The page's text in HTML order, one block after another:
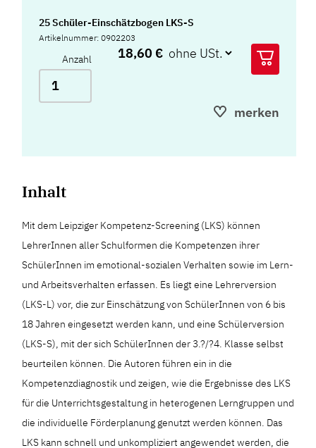
25 Schüler-Einschätzbogen LKS-S
Artikelnummer: 0902203
Anzahl 18,60 €
merken
Inhalt
Mit dem Leipziger Kompetenz-Screening (LKS) können
LehrerInnen aller Schulformen die Kompetenzen ihrer
SchülerInnen im emotional-sozialen Verhalten sowie im Lern-
und Arbeitsverhalten erfassen. Es liegt eine Lehrerversion
(LKS-L) vor, die zur Einschätzung von SchülerInnen von 6 bis
18 Jahren eingesetzt werden kann, und eine Schülerversion
(LKS-S), mit der sich SchülerInnen der 3.?/?4. Klasse selbst
beurteilen können. Die Autoren führen ein in die
Kompetenzdiagnostik und zeigen, wie die Ergebnisse des LKS
für die Unterrichtsgestaltung in heterogenen Lerngruppen und
die individuelle Förderplanung genutzt werden können. Das
LKS kann schnell und unkompliziert angewendet werden, die